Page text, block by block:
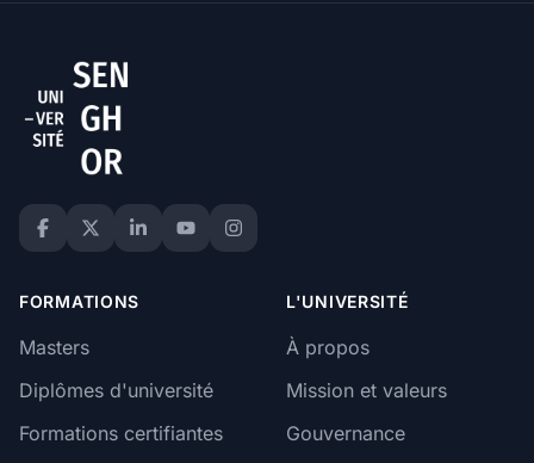
FORMATIONS
Masters
Diplômes d'université
Formations certifiantes
L'UNIVERSITÉ
À propos
Mission et valeurs
Gouvernance